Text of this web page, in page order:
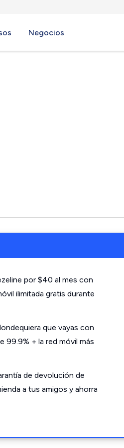
Negocios
por $40 al mes con
ilimitada gratis durante
que vayas con
99.9% + la red móvil más
de devolución de
a tus amigos y ahorra